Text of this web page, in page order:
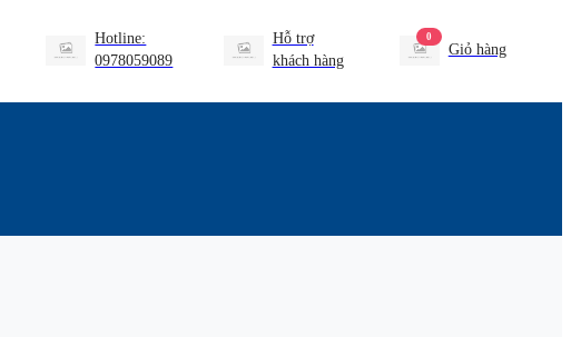
Hotline:
0978059089
Hỗ trợ
khách hàng
0
Giỏ hàng